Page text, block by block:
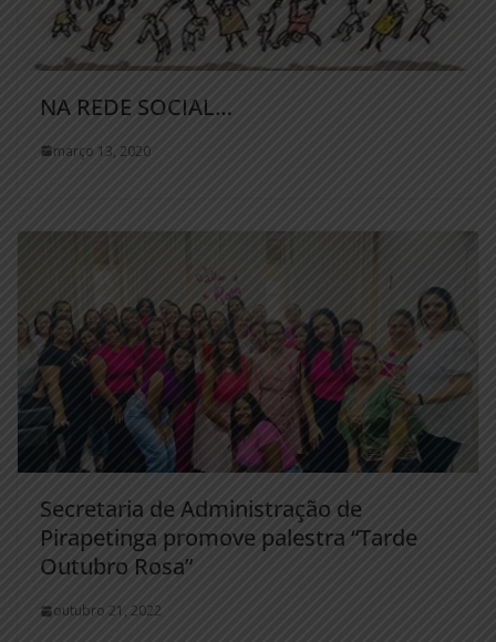
NA REDE SOCIAL…
março 13, 2020
Secretaria de Administração de
Pirapetinga promove palestra “Tarde
Outubro Rosa”
outubro 21, 2022